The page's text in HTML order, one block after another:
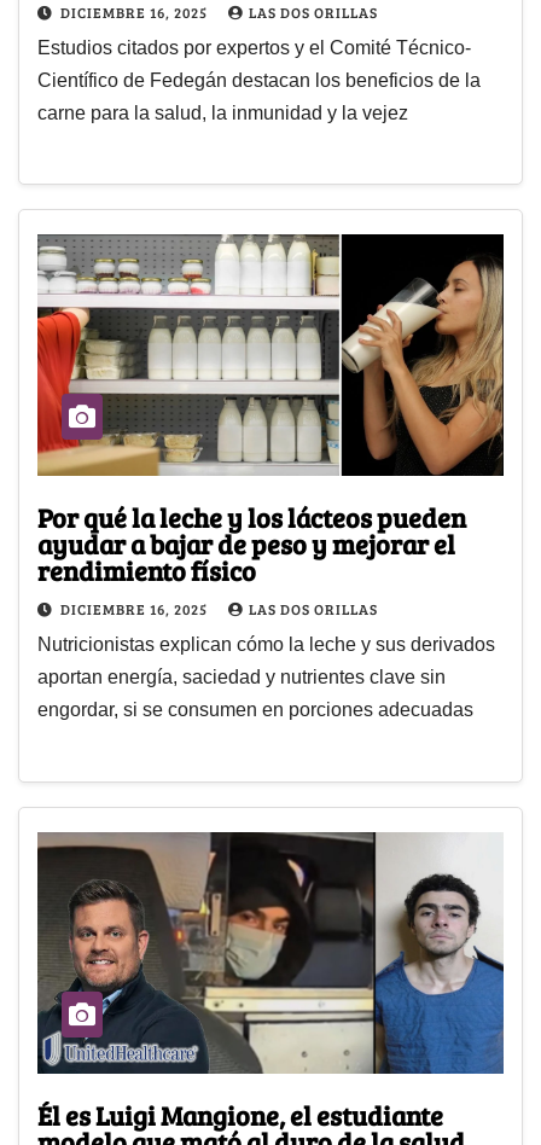
DICIEMBRE 16, 2025 LAS DOS ORILLAS
Estudios citados por expertos y el Comité Técnico-
Científico de Fedegán destacan los beneficios de la
carne para la salud, la inmunidad y la vejez
Por qué la leche y los lácteos pueden
ayudar a bajar de peso y mejorar el
rendimiento físico
DICIEMBRE 16, 2025 LAS DOS ORILLAS
Nutricionistas explican cómo la leche y sus derivados
aportan energía, saciedad y nutrientes clave sin
engordar, si se consumen en porciones adecuadas
Él es Luigi Mangione, el estudiante